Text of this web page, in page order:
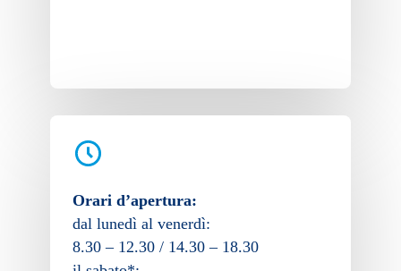
Orari d’apertura:
dal lunedì al venerdì:
8.30 – 12.30 / 14.30 – 18.30